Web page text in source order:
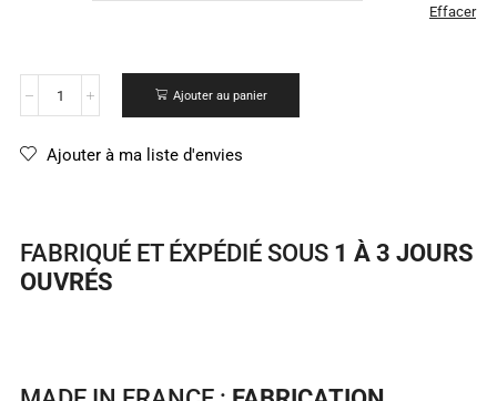
Effacer
Ajouter au panier
Ajouter à ma liste d'envies
FABRIQUÉ ET ÉXPÉDIÉ SOUS 1 À 3 JOURS
OUVRÉS